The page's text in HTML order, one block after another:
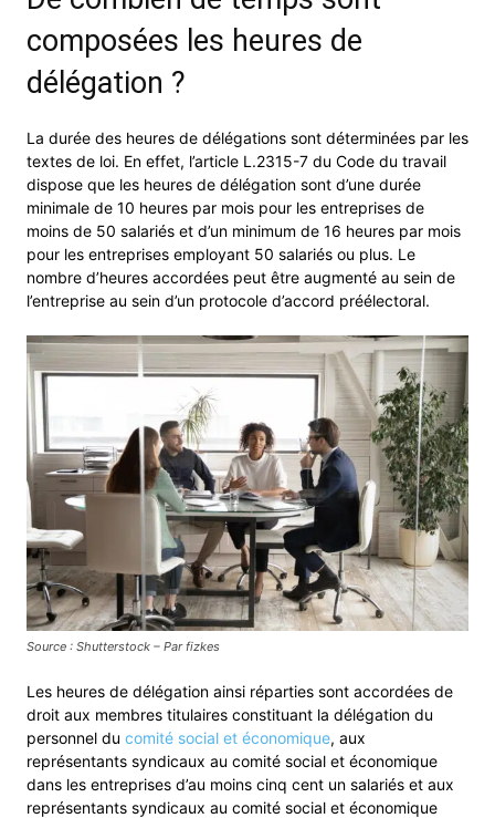
composées les heures de
délégation ?
La durée des heures de délégations sont déterminées par les
textes de loi. En effet, l’article L.2315-7 du Code du travail
dispose que les heures de délégation sont d’une durée
minimale de 10 heures par mois pour les entreprises de
moins de 50 salariés et d’un minimum de 16 heures par mois
pour les entreprises employant 50 salariés ou plus. Le
nombre d’heures accordées peut être augmenté au sein de
l’entreprise au sein d’un protocole d’accord préélectoral.
Source : Shutterstock – Par fizkes
Les heures de délégation ainsi réparties sont accordées de
droit aux membres titulaires constituant la délégation du
personnel du comité social et économique, aux
représentants syndicaux au comité social et économique
dans les entreprises d’au moins cinq cent un salariés et aux
représentants syndicaux au comité social et économique